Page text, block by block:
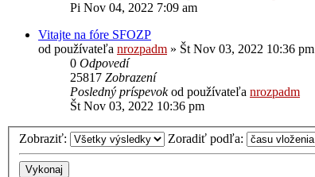
Pi Nov 04, 2022 7:09 am
Vitajte na fóre SFOZP
od používateľa nrozpadm » Št Nov 03, 2022 10:36 pm
0 Odpovedí
25817 Zobrazení
Posledný príspevokod používateľa nrozpadm
Št Nov 03, 2022 10:36 pm
Zobraziť: Zoradiť podľa: